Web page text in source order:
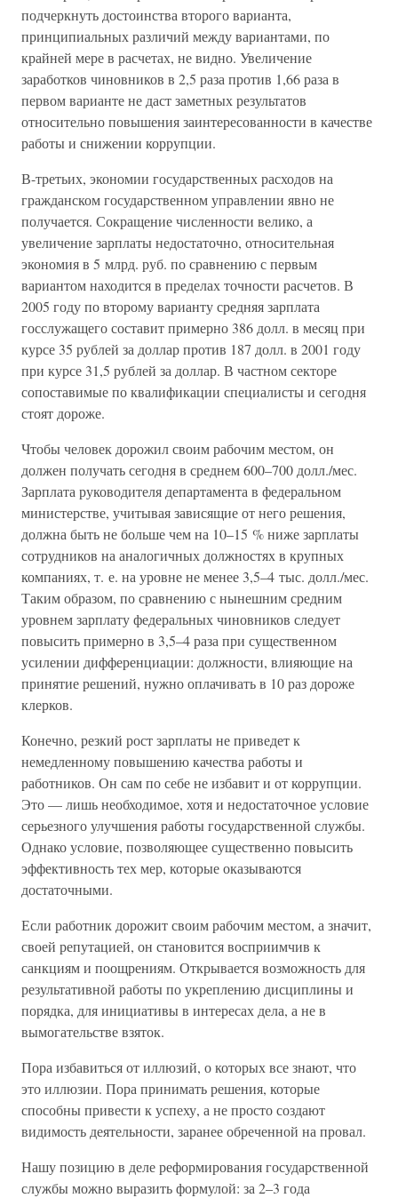
подчеркнуть достоинства второго варианта,
принципиальных различий между вариантами, по
крайней мере в расчетах, не видно. Увеличение
заработков чиновников в 2,5 раза против 1,66 раза в
первом варианте не даст заметных результатов
относительно повышения заинтересованности в качестве
работы и снижении коррупции.
В-третьих, экономии государственных расходов на
гражданском государственном управлении явно не
получается. Сокращение численности велико, а
увеличение зарплаты недостаточно, относительная
экономия в 5 млрд. руб. по сравнению с первым
вариантом находится в пределах точности расчетов. В
2005 году по второму варианту средняя зарплата
госслужащего составит примерно 386 долл. в месяц при
курсе 35 рублей за доллар против 187 долл. в 2001 году
при курсе 31,5 рублей за доллар. В частном секторе
сопоставимые по квалификации специалисты и сегодня
стоят дороже.
Чтобы человек дорожил своим рабочим местом, он
должен получать сегодня в среднем 600–700 долл./мес.
Зарплата руководителя департамента в федеральном
министерстве, учитывая зависящие от него решения,
должна быть не больше чем на 10–15 % ниже зарплаты
сотрудников на аналогичных должностях в крупных
компаниях, т. е. на уровне не менее 3,5–4 тыс. долл./мес.
Таким образом, по сравнению с нынешним средним
уровнем зарплату федеральных чиновников следует
повысить примерно в 3,5–4 раза при существенном
усилении дифференциации: должности, влияющие на
принятие решений, нужно оплачивать в 10 раз дороже
клерков.
Конечно, резкий рост зарплаты не приведет к
немедленному повышению качества работы и
работников. Он сам по себе не избавит и от коррупции.
Это — лишь необходимое, хотя и недостаточное условие
серьезного улучшения работы государственной службы.
Однако условие, позволяющее существенно повысить
эффективность тех мер, которые оказываются
достаточными.
Если работник дорожит своим рабочим местом, а значит,
своей репутацией, он становится восприимчив к
санкциям и поощрениям. Открывается возможность для
результативной работы по укреплению дисциплины и
порядка, для инициативы в интересах дела, а не в
вымогательстве взяток.
Пора избавиться от иллюзий, о которых все знают, что
это иллюзии. Пора принимать решения, которые
способны привести к успеху, а не просто создают
видимость деятельности, заранее обреченной на провал.
Нашу позицию в деле реформирования государственной
службы можно выразить формулой: за 2–3 года